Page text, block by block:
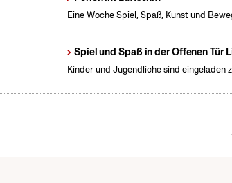
Eine Woche Spiel, Spaß, Kunst und
Spiel und Spaß in der Offenen Tür
Kinder und Jugendliche sind eingeladen